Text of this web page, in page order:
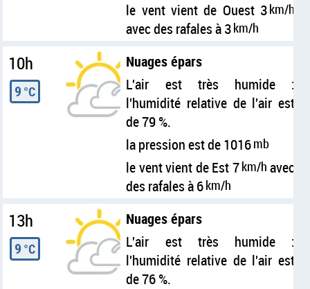
le vent vient de Ouest 3km/h
avec des rafales à 3km/h
10h
9 °C
Nuages épars
L'air est très humide :
l'humidité relative de l'air est
de 79 %.
la pression est de 1016mb
le vent vient de Est 7km/h avec
des rafales à 6km/h
13h
9 °C
Nuages épars
L'air est très humide :
l'humidité relative de l'air est
de 76 %.